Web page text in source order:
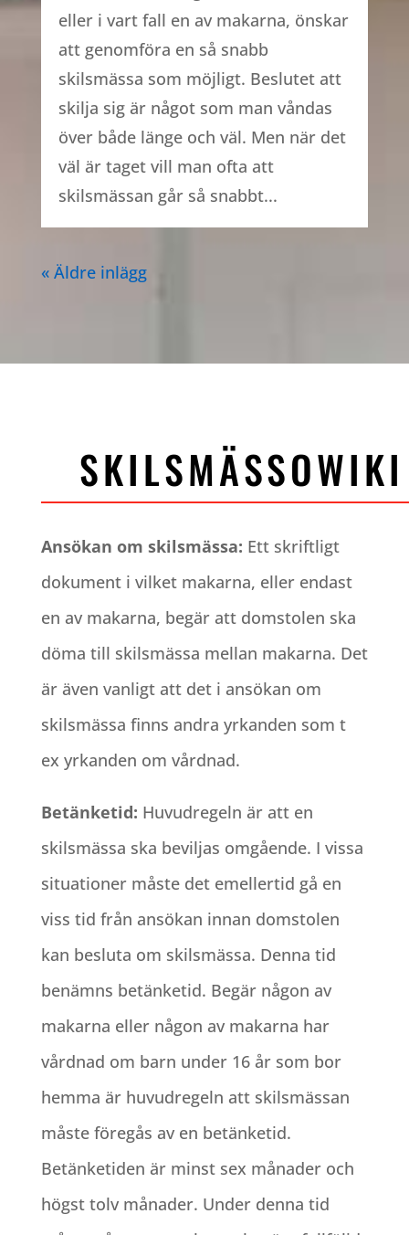
eller i vart fall en av makarna, önskar
att genomföra en så snabb
skilsmässa som möjligt. Beslutet att
skilja sig är något som man våndas
över både länge och väl. Men när det
väl är taget vill man ofta att
skilsmässan går så snabbt...
« Äldre inlägg
SKILSMÄSSOWIKI
Ansökan om skilsmässa: Ett skriftligt
dokument i vilket makarna, eller endast
en av makarna, begär att domstolen ska
döma till skilsmässa mellan makarna. Det
är även vanligt att det i ansökan om
skilsmässa finns andra yrkanden som t
ex yrkanden om vårdnad.
Betänketid: Huvudregeln är att en
skilsmässa ska beviljas omgående. I vissa
situationer måste det emellertid gå en
viss tid från ansökan innan domstolen
kan besluta om skilsmässa. Denna tid
benämns betänketid. Begär någon av
makarna eller någon av makarna har
vårdnad om barn under 16 år som bor
hemma är huvudregeln att skilsmässan
måste föregås av en betänketid.
Betänketiden är minst sex månader och
högst tolv månader. Under denna tid